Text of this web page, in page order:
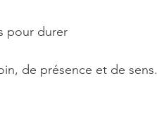
pour durer
de présence et de sens.